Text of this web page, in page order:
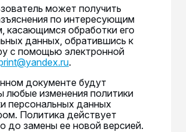
может получить
по интересующим
касающимся обработки его
данных, обратившись к
с помощью электронной
.
документе будут
любые изменения политики
персональных данных
Политика действует
до замены ее новой версией.